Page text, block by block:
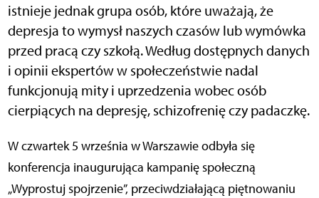
istnieje jednak grupa osób, które uważają, że
depresja to wymysł naszych czasów lub wymówka
przed pracą czy szkołą. Według dostępnych danych
i opinii ekspertów w społeczeństwie nadal
funkcjonują mity i uprzedzenia wobec osób
cierpiących na depresję, schizofrenię czy padaczkę.
W czwartek 5 września w Warszawie odbyła się
konferencja inaugurująca kampanię społeczną
„Wyprostuj spojrzenie”, przeciwdziałającą piętnowaniu